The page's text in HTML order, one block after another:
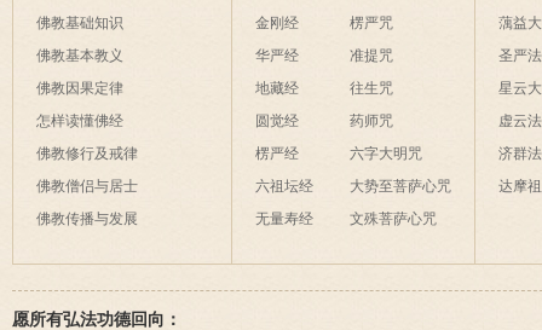
佛教基础知识
佛教基本教义
佛教因果定律
怎样读懂佛经
佛教修行及戒律
佛教僧侣与居士
佛教传播与发展
金刚经
华严经
地藏经
圆觉经
楞严经
六祖坛经
无量寿经
楞严咒
准提咒
往生咒
药师咒
六字大明咒
大势至菩萨心咒
文殊菩萨心咒
蕅益
圣严
星云
虚云
济群
达摩
愿所有弘法功德回向：